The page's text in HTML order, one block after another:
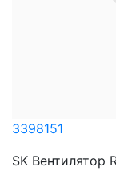
3398151
SK Вентилятор